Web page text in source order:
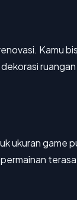
Kamu
ukuran game